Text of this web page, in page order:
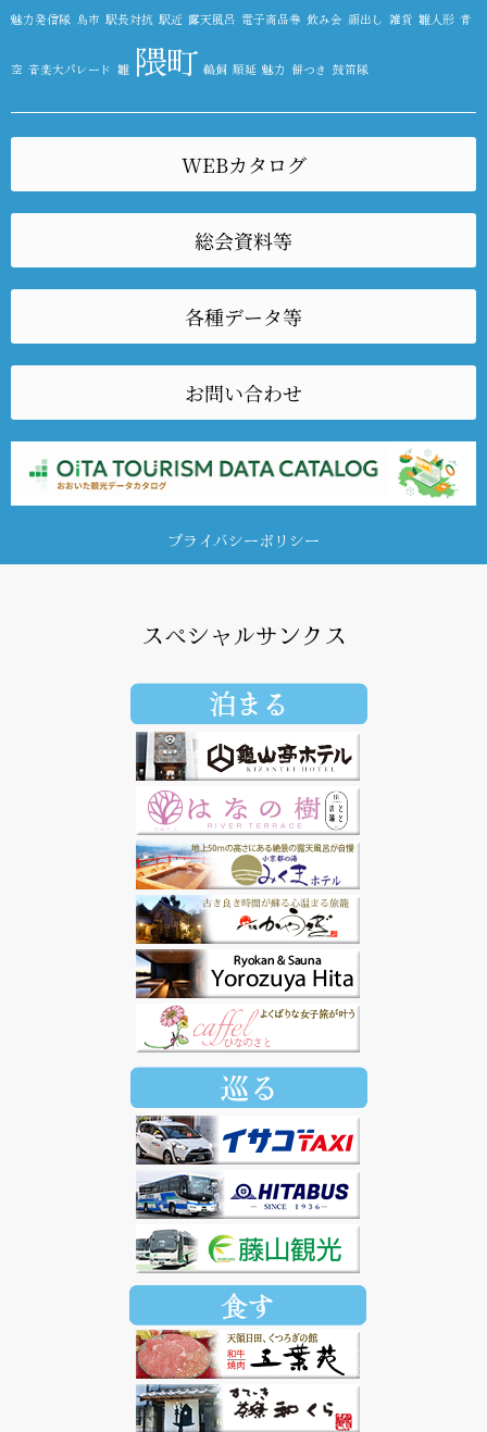
魅力発信隊 鳥市 駅長対抗 駅近 露天風呂 電子商品券 飲み会 顔出し 雑貨 雛人形 青
空 音楽大パレード 雛 隈町 鵜飼 順延 魅力 餅つき 鼓笛隊
WEBカタログ
総会資料等
各種データ等
お問い合わせ
プライバシーポリシー
スペシャルサンクス